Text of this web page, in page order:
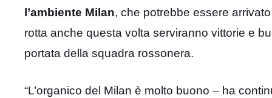
l’ambiente Milan, che potrebbe essere
rotta anche questa volta serviranno vittorie e
portata della squadra rossonera.
“L’organico del Milan è molto buono – ha